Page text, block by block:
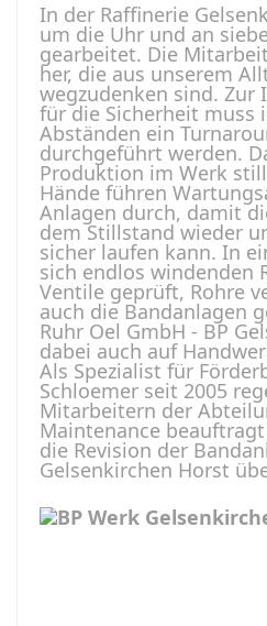
In der Raffinerie
um die Uhr und an
gearbeitet. Die
her, die aus unserem
wegzudenken sind.
für die Sicherheit muss
Abständen ein
durchgeführt werden.
Produktion im Werk
Hände führen
Anlagen durch, damit
dem Stillstand wieder
sicher laufen kann. In
sich endlos windenden
Ventile geprüft, Rohre
auch die Bandanlagen
Ruhr Oel GmbH - BP
dabei auch auf
Als Spezialist für
Schloemer seit 2005
Mitarbeitern der
Maintenance
die Revision der
Gelsenkirchen Horst